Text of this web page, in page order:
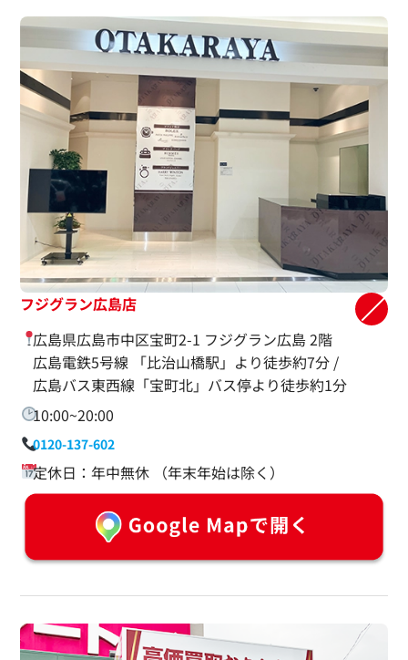
フジグラン広島店
広島県広島市中区宝町2-1 フジグラン広島 2階
広島電鉄5号線 「比治山橋駅」より徒歩約7分 /
広島バス東西線「宝町北」バス停より徒歩約1分
10:00~20:00
0120-137-602
定休日：年中無休 （年末年始は除く）